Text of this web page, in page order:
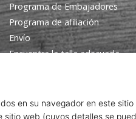
Programa de Embajadores
Programa de afiliación
Envío
Encuentra la talla adecuada
Política de privacidad